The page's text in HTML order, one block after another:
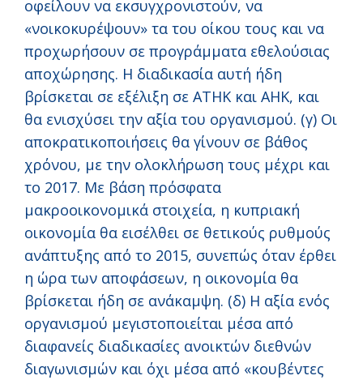
οφείλουν να εκσυγχρονιστούν, να
«νοικοκυρέψουν» τα του οίκου τους και να
προχωρήσουν σε προγράμματα εθελούσιας
αποχώρησης. Η διαδικασία αυτή ήδη
βρίσκεται σε εξέλιξη σε ΑΤΗΚ και ΑΗΚ, και
θα ενισχύσει την αξία του οργανισμού. (γ) Οι
αποκρατικοποιήσεις θα γίνουν σε βάθος
χρόνου, με την ολοκλήρωση τους μέχρι και
το 2017. Με βάση πρόσφατα
μακροοικονομικά στοιχεία, η κυπριακή
οικονομία θα εισέλθει σε θετικούς ρυθμούς
ανάπτυξης από το 2015, συνεπώς όταν έρθει
η ώρα των αποφάσεων, η οικονομία θα
βρίσκεται ήδη σε ανάκαμψη. (δ) Η αξία ενός
οργανισμού μεγιστοποιείται μέσα από
διαφανείς διαδικασίες ανοικτών διεθνών
διαγωνισμών και όχι μέσα από «κουβέντες